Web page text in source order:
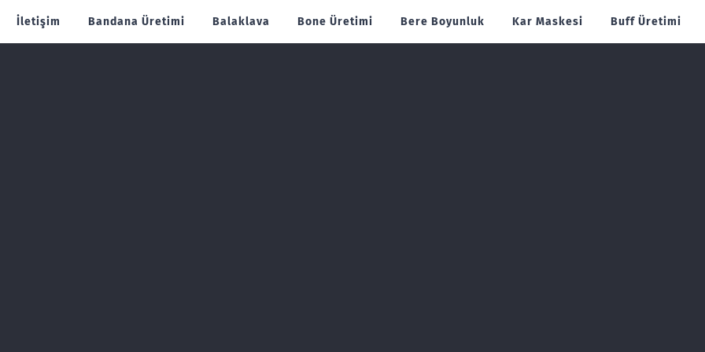
İletişim Bandana Üretimi Balaklava Bone Üretimi Bere Boyunluk Kar Maskesi Buff Üretimi